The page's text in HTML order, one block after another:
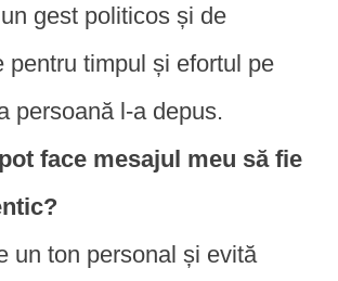
gest politicos și de
pentru timpul și efortul pe
persoană l-a depus.
face mesajul meu să fie
un ton personal și evită